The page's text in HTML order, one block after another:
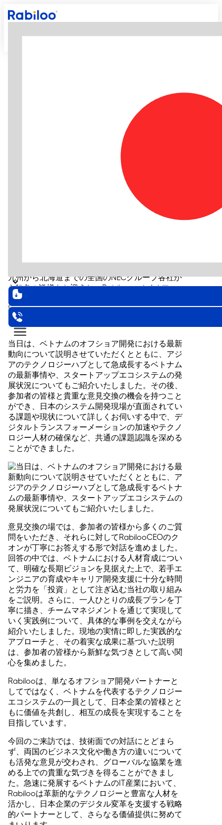
NECグループ企業の
Rabilooハノイオフィス
視察ツアーを開催
九州から北海道までの全国のNECグループ各社か
ら18名の皆様をお迎えし、Rabilooハノイオフィ
スをご視察いただきました。昨年に引き続き、今
回が二度目となりました。
当日は、ベトナムのオフショア開発における最新
動向について説明させていただくとともに、アジ
アのテクノロジーハブとして急成長するベトナム
の最新事情や、スタートアップエコシステムの発
展状況についてもご紹介いたしました。その後、
参加者の皆様と貴重な意見交換の機会を持つこと
ができ、日本のシステム開発現場が直面されてい
る課題や現状について詳しくお伺いする中で、デ
ジタルトランスフォーメーションの加速やテクノ
ロジー人材の確保など、共通の課題認識を深める
ことができました。
意見交換の場では、参加者の皆様から多くのご質
問をいただき、それらに対してRabilooCEOのク
オンが丁寧にお答えする形で対話を進めました。
回答の中では、ベトナムにおける人材育成につい
て、明確な長期ビジョンを見据えた上で、若手エ
ンジニアの育成やキャリア開発支援に十分な時間
と労力を「投資」として注ぎ込む当社の取り組み
をご説明。さらに、一人ひとりの成長プランを丁
寧に描き、チームマネジメントを通じて実現して
いく実践例について、具体的な事例を交えながら
紹介いたしました。現地の実情に即した実践的な
アプローチと、その着実な成果に基づいた説明
は、参加者の皆様から新鮮な気づきとして高い関
心を集めました。
Rabilooは、単なるオフショア開発パートナーと
してではなく、ベトナムを代表するテクノロジー
エコシステムの一員として、日本企業の皆様とと
もに価値を共創し、相互の成長を実現することを
目指しています。
今回のご来訪では、技術面での対話にとどまら
ず、両国のビジネス文化や働き方の違いについて
も活発な意見が交わされ、グローバルな協業を進
める上での貴重な気づきを得ることができまし
た。急速に発展するベトナムのIT産業において、
Rabilooは革新的なテクノロジーと豊富な人材を
活かし、日本企業のデジタル変革を支援する戦略
的パートナーとして、さらなる価値提供に努めて